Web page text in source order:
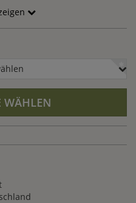
Standfuß besitzt einen
WÄHLEN